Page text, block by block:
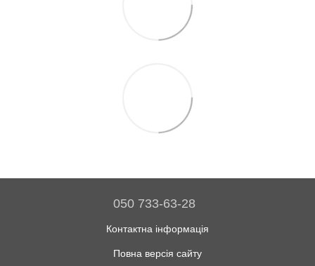
050 733-63-28
Контактна інформація
Повна версія сайту